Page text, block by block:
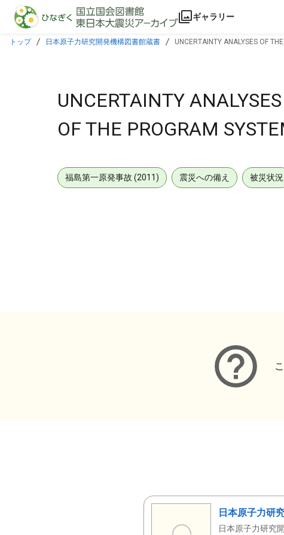
本文に飛ぶ
ギャラリー
トップ 日本原子力研究開発機構図書館蔵書 UNCERTAINTY ANALYSES OF
UNCERTAINTY
OF THE PROGRAM
福島第一原発事故 (2011) 震災への備え 被災状況
日本原子力研
日本原子力研究